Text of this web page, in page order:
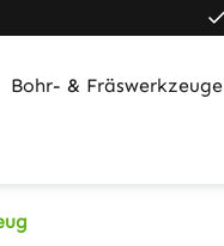
Bohr- & Fräswerkzeuge